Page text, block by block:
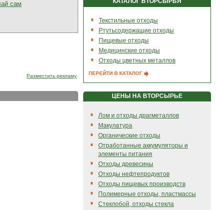
сам
Разместить рекламу
Текстильные отходы
Ртутьсодержащие отходы
Пищевые отходы
Медицинские отходы
Отходы цветных металлов
ПЕРЕЙТИ В КАТАЛОГ
ЦЕНЫ НА ВТОРСЫРЬЕ
Лом и отходы драгметаллов
Макулатура
Органические отходы
Отработанные аккумуляторы и
элементы питания
Отходы древесины
Отходы нефтепродуктов
Отходы пищевых производств
Полимерные отходы, пластмассы
Стеклобой, отходы стекла